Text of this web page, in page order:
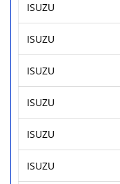
ISUZU
ISUZU
ISUZU
ISUZU
ISUZU
ISUZU